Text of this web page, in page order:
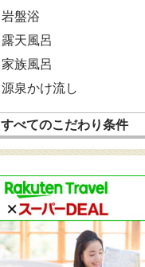
岩盤浴
露天風呂
家族風呂
源泉かけ流し
すべてのこだわり条件